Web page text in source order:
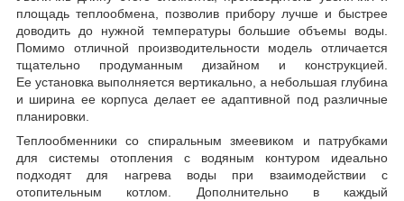
площадь теплообмена, позволив прибору лучше и быстрее
доводить до нужной температуры большие объемы воды.
Помимо отличной производительности модель отличается
тщательно продуманным дизайном и конструкцией.
Ее установка выполняется вертикально, а небольшая глубина
и ширина ее корпуса делает ее адаптивной под различные
планировки.
Теплообменники со спиральным змеевиком и патрубками
для системы отопления с водяным контуром идеально
подходят для нагрева воды при взаимодействии с
отопительным котлом. Дополнительно в каждый